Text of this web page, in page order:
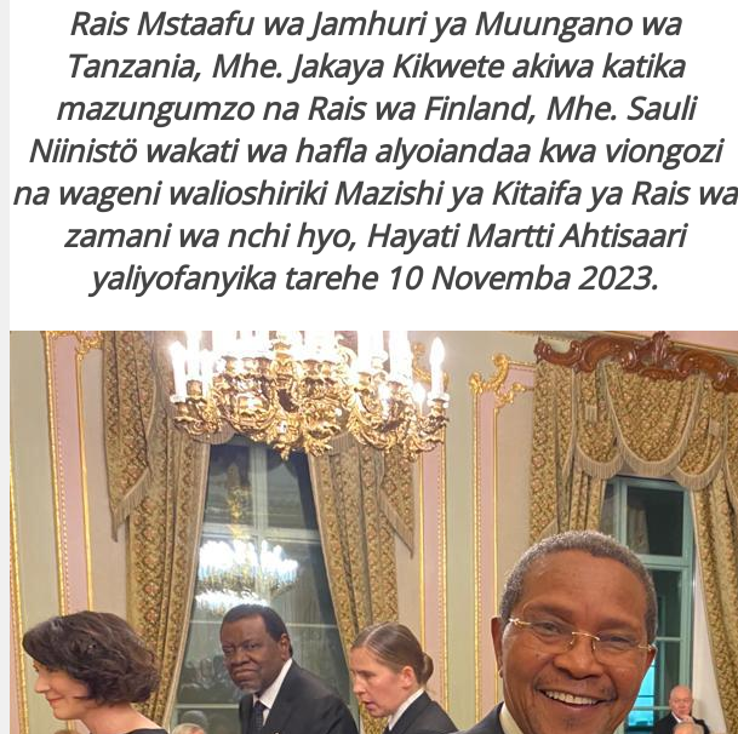
Rais Mstaafu wa Jamhuri ya Muungano wa
Tanzania, Mhe. Jakaya Kikwete akiwa katika
mazungumzo na Rais wa Finland, Mhe. Sauli
Niinistö wakati wa hafla alyoiandaa kwa viongozi
na wageni walioshiriki Mazishi ya Kitaifa ya Rais wa
zamani wa nchi hyo, Hayati Martti Ahtisaari
yaliyofanyika tarehe 10 Novemba 2023.